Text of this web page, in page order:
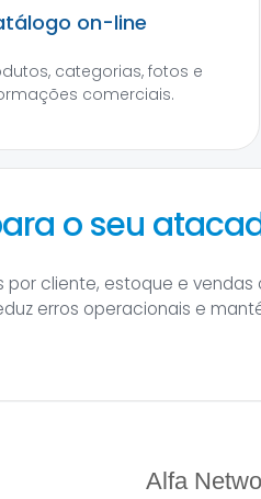
on-line
categorias, fotos e
comerciais.
o seu
por cliente, estoque e
erros operacionais e
Alfa